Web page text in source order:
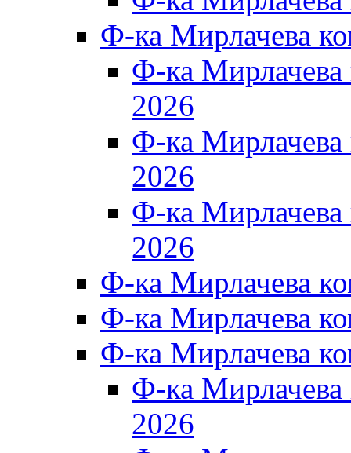
Ф-ка Мирлачева
Ф-ка
2026
Ф-ка
2026
Ф-ка
2026
Ф-ка Мирлачева
Ф-ка Мирлачева
Ф-ка Мирлачева
Ф-ка
2026